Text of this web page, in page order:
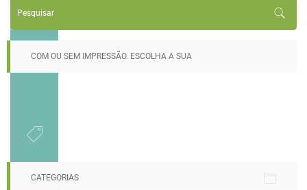
COM OU SEM IMPRESSÃO. ESCOLHA A SUA
CATEGORIAS